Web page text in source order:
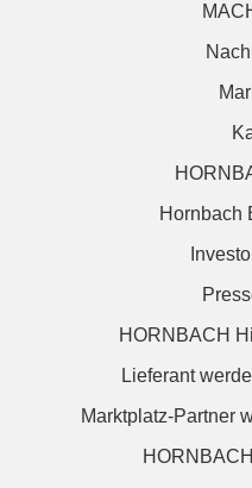
Hornbach
HORNBACH
Lieferant
Marktplatz-Partner